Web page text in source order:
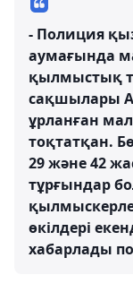
- Полиция
аумағында
қылмыстық
сақшылары
ұрланған мал
тоқтатқан.
29 және 42
тұрғындар
өкілдері
хабарлады